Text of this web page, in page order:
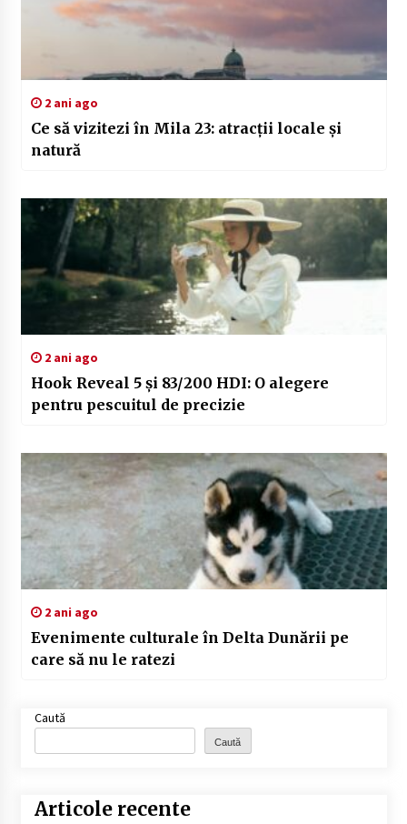
2 ani ago
Ce să vizitezi în Mila 23: atracții locale și
natură
2 ani ago
Hook Reveal 5 și 83/200 HDI: O alegere
pentru pescuitul de precizie
2 ani ago
Evenimente culturale în Delta Dunării pe
care să nu le ratezi
Caută
Caută
Articole recente